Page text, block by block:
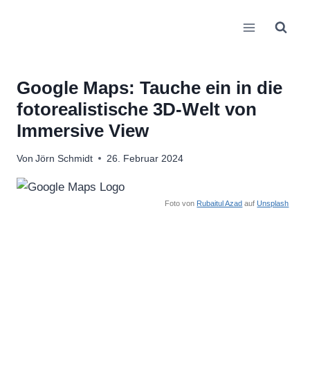
Google Maps: Tauche ein in die
fotorealistische 3D-Welt von
Immersive View
Von Jörn Schmidt 26. Februar 2024
Foto von Rubaitul Azad aufUnsplash